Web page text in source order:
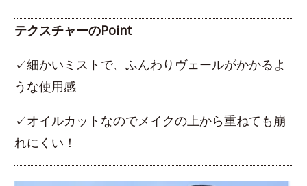
テクスチャーのPoint
✓細かいミストで、ふんわりヴェールがかかるよ
うな使用感
✓オイルカットなのでメイクの上から重ねても崩
れにくい！